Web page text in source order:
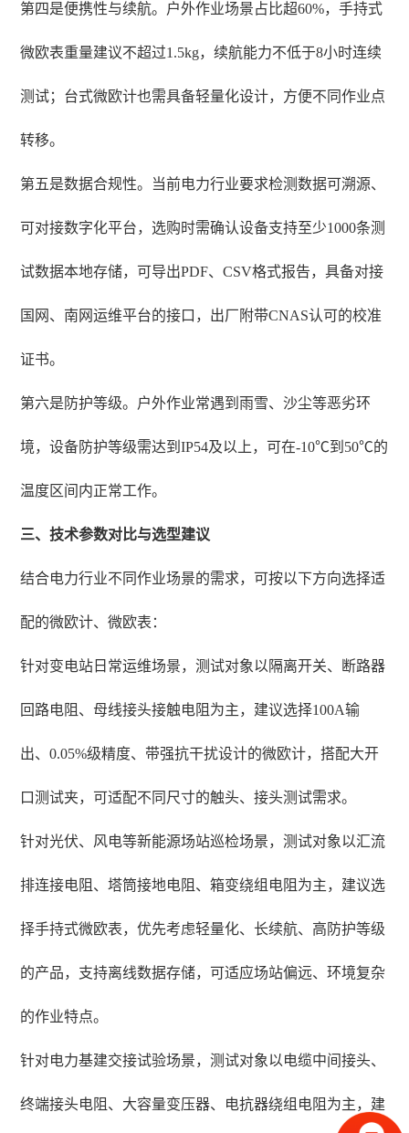
第四是便携性与续航。户外作业场景占比超60%，手持式
微欧表重量建议不超过1.5kg，续航能力不低于8小时连续
测试；台式微欧计也需具备轻量化设计，方便不同作业点
转移。
第五是数据合规性。当前电力行业要求检测数据可溯源、
可对接数字化平台，选购时需确认设备支持至少1000条测
试数据本地存储，可导出PDF、CSV格式报告，具备对接
国网、南网运维平台的接口，出厂附带CNAS认可的校准
证书。
第六是防护等级。户外作业常遇到雨雪、沙尘等恶劣环
境，设备防护等级需达到IP54及以上，可在-10℃到50℃的
温度区间内正常工作。
三、技术参数对比与选型建议
结合电力行业不同作业场景的需求，可按以下方向选择适
配的微欧计、微欧表：
针对变电站日常运维场景，测试对象以隔离开关、断路器
回路电阻、母线接头接触电阻为主，建议选择100A输
出、0.05%级精度、带强抗干扰设计的微欧计，搭配大开
口测试夹，可适配不同尺寸的触头、接头测试需求。
针对光伏、风电等新能源场站巡检场景，测试对象以汇流
排连接电阻、塔筒接地电阻、箱变绕组电阻为主，建议选
择手持式微欧表，优先考虑轻量化、长续航、高防护等级
的产品，支持离线数据存储，可适应场站偏远、环境复杂
的作业特点。
针对电力基建交接试验场景，测试对象以电缆中间接头、
终端接头电阻、大容量变压器、电抗器绕组电阻为主，建